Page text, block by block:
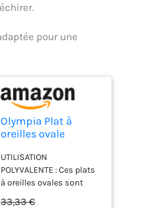
revêtement vos poêles
en main confortable et
un geste fluide Ustensile
familial quotidien, ce
répartiteur professionnel
excelle non seulement
pour les véritables crêpes
pour réaliser avec succès
des pancakes, tortillas,
blinis et autres pains
plats.
pour une
Olympia Plat à
oreilles ovale
ml/9,5 oz (lot de 6),
Porcelaine blanche,
Taille : 244(L)x202(P)
mm, Plat de service
UTILISATION
POLYVALENTE : Ces plats
à oreilles ovales sont
33,33 €